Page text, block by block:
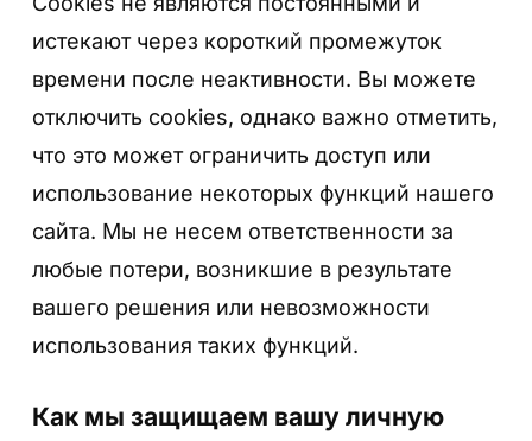
истекают через короткий промежуток
времени после неактивности. Вы можете
отключить cookies, однако важно отметить,
что это может ограничить доступ или
использование некоторых функций нашего
сайта. Мы не несем ответственности за
любые потери, возникшие в результате
вашего решения или невозможности
использования таких функций.
Как мы защищаем вашу личную